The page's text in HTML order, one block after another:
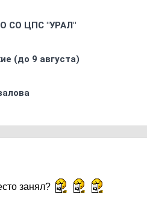
CO ЦПС "УРАЛ"
(до 9 августа)
занял?